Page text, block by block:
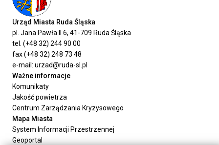
Urząd Miasta Ruda Śląska
pl. Jana Pawła II 6, 41-709 Ruda Śląska
tel. (+48 32) 244 90 00
fax (+48 32) 248 73 48
e-mail: urzad@ruda-sl.pl
Ważne informacje
Komunikaty
Jakość powietrza
Centrum Zarządzania Kryzysowego
Mapa Miasta
System Informacji Przestrzennej
Geoportal